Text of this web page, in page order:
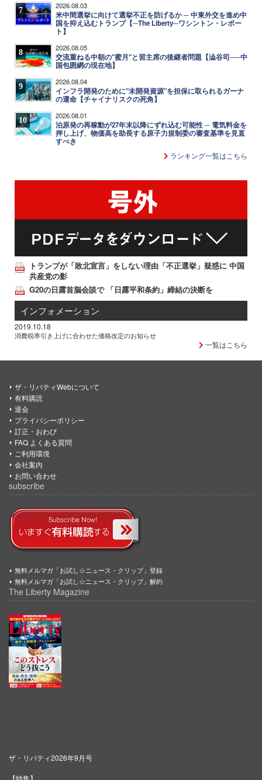
7 2026.08.03
米中間選挙に向けて選挙不正を防げるか ─ 中東外交を進め中
国を抑え込むトランプ【─The Liberty─ワシントン・レポー
ト】
8 2026.08.05
交流重ねる中朝の"蜜月"と習主席の後継者問題【澁谷司──中
国包囲網の現在地】
9 2026.08.04
インフラ開発のために"未開発資源"を担保に取られるガーナ
の運命【チャイナリスクの死角】
10 2026.08.01
泊原発の再稼動が27年末以降にずれ込む可能性 ─ 電気料金を
押し上げ、物価高を助長する原子力規制委の審査基準を見直
すべき
ランキング一覧はこちら
トランプが「敗北宣言」をしない理由「不正選挙」疑惑に 中国
共産党の影
G20の日露首脳会談で 「日露平和条約」締結の決断を
インフォメーション
2019.10.18
消費税率引き上げに合わせた価格改定のお知らせ
一覧はこちら
ザ・リバティWebについて
有料購読
退会
プライバシーポリシー
訂正・おわび
FAQ よくある質問
ご利用環境
会社案内
お問い合わせ
subscribe
無料メルマガ「お試し☆ニュース・クリップ」登録
無料メルマガ「お試し☆ニュース・クリップ」解約
The Liberty Magazine
ザ・リバティ2026年9月号